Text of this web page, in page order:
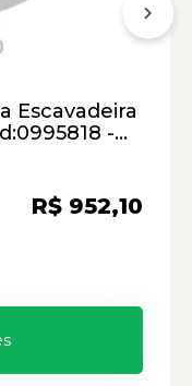
Escavadeira
-
R$ 952,10